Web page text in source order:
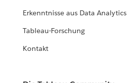
Erkenntnisse aus Data Analytics
Tableau-Forschung
Kontakt